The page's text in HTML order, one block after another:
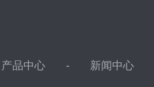
产品中心 新闻中心